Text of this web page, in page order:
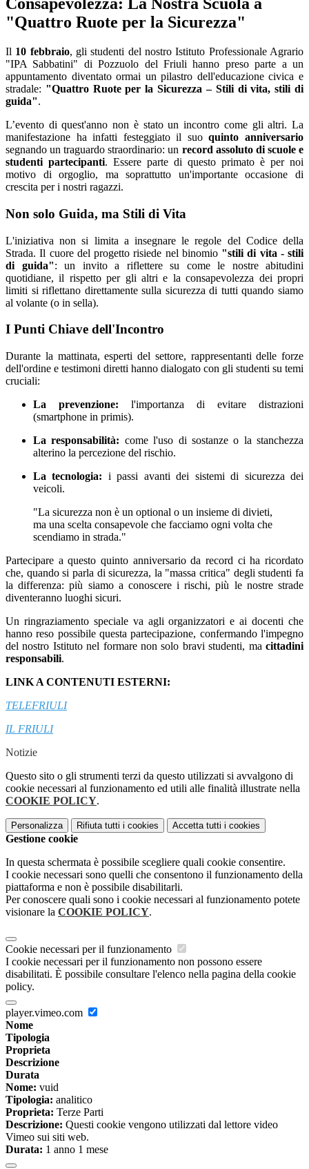
Consapevolezza: La Nostra Scuola a
"Quattro Ruote per la Sicurezza"
Il 10 febbraio, gli studenti del nostroIstituto Professionale Agrario
"IPA Sabbatini" di Pozzuolo del Friulihanno preso parte a un
appuntamento diventato ormai un pilastro dell'educazione civica e
stradale: "Quattro Ruote per la Sicurezza – Stili di vita, stili di
guida".
L’evento di quest'anno non è stato un incontro come gli altri. La
manifestazione ha infatti festeggiato il suoquinto anniversario
segnando un traguardo straordinario: un record assoluto di scuole e
studenti partecipanti. Essere parte di questo primato è per noi
motivo di orgoglio, ma soprattutto un'importante occasione di
crescita per i nostri ragazzi.
Non solo Guida, ma Stili di Vita
L'iniziativa non si limita a insegnare le regole del Codice della
Strada. Il cuore del progetto risiede nel binomio "stili di vita - stili
di guida": un invito a riflettere su come le nostre abitudini
quotidiane, il rispetto per gli altri e la consapevolezza dei propri
limiti si riflettano direttamente sulla sicurezza di tutti quando siamo
al volante (o in sella).
I Punti Chiave dell'Incontro
Durante la mattinata, esperti del settore, rappresentanti delle forze
dell'ordine e testimoni diretti hanno dialogato con gli studenti su temi
cruciali:
La prevenzione: l'importanza di evitare distrazioni
(smartphone in primis).
La responsabilità: come l'uso di sostanze o la stanchezza
alterino la percezione del rischio.
La tecnologia: i passi avanti dei sistemi di sicurezza dei
veicoli.
"La sicurezza non è un optional o un insieme di divieti,
ma una scelta consapevole che facciamo ogni volta che
scendiamo in strada."
Partecipare a questo quinto anniversario da record ci ha ricordato
che, quando si parla di sicurezza, la "massa critica" degli studenti fa
la differenza: più siamo a conoscere i rischi, più le nostre strade
diventeranno luoghi sicuri.
Un ringraziamento speciale va agli organizzatori e ai docenti che
hanno reso possibile questa partecipazione, confermando l'impegno
del nostro Istituto nel formare non solo bravi studenti, ma cittadini
responsabili.
LINK A CONTENUTI ESTERNI:
TELEFRIULI
IL FRIULI
Notizie
Questo sito o gli strumenti terzi da questo utilizzati si avvalgono di
cookie necessari al funzionamento ed utili alle finalità illustrate nella
COOKIE POLICY.
Personalizza Rifiuta tutti i cookies Accetta tutti i cookies
Gestione cookie
In questa schermata è possibile scegliere quali cookie consentire.
I cookie necessari sono quelli che consentono il funzionamento della
piattaforma e non è possibile disabilitarli.
Per conoscere quali sono i cookie necessari al funzionamento potete
visionare la COOKIE POLICY.
Cookie necessari per il funzionamento
I cookie necessari per il funzionamento non possono essere
disabilitati. È possibile consultare l'elenco nella pagina della cookie
policy.
player.vimeo.com
Nome
Tipologia
Proprieta
Descrizione
Durata
Nome: vuid
Tipologia: analitico
Proprieta: Terze Parti
Descrizione: Questi cookie vengono utilizzati dal lettore video
Vimeo sui siti web.
Durata: 1 anno 1 mese